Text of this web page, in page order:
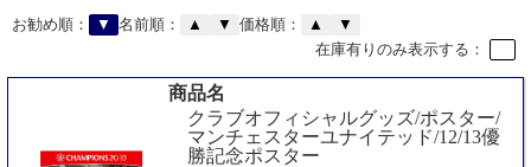
お勧め順： ▼ 名前順： ▲ ▼ 価格順： ▲
▼
在庫有りのみ表示する：
商品名
クラブオフィシャルグッズ/ポスター/
マンチェスターユナイテッド/12/13優
勝記念ポスター